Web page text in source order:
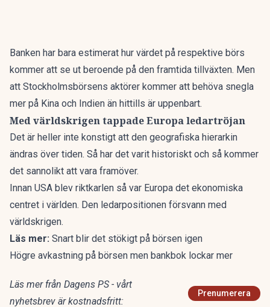
Banken har bara estimerat hur värdet på respektive börs
kommer att se ut beroende på den framtida tillväxten. Men
att Stockholmsbörsens aktörer kommer att behöva snegla
mer på Kina och Indien än hittills är uppenbart.
Med världskrigen tappade Europa ledartröjan
Det är heller inte konstigt att den geografiska hierarkin
ändras över tiden. Så har det varit historiskt och så kommer
det sannolikt att vara framöver.
Innan USA blev riktkarlen så var Europa det ekonomiska
centret i världen. Den ledarpositionen försvann med
världskrigen.
Läs mer: Snart blir det stökigt på börsen igen
Högre avkastning på börsen men bankbok lockar mer
Läs mer från Dagens PS - vårt
nyhetsbrev är kostnadsfritt:
Prenumerera